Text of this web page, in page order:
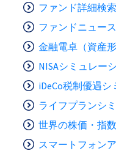
ファンド詳細検索
ファンドニュース
金融電卓（資産
NISAシミュレー
iDeCo税制優遇
ライフプランシ
世界の株価・指数
スマートフォン